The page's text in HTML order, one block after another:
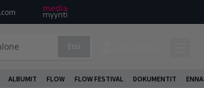
ALBUMIT FLOW FLOW FESTIVAL DOKUMENTIT